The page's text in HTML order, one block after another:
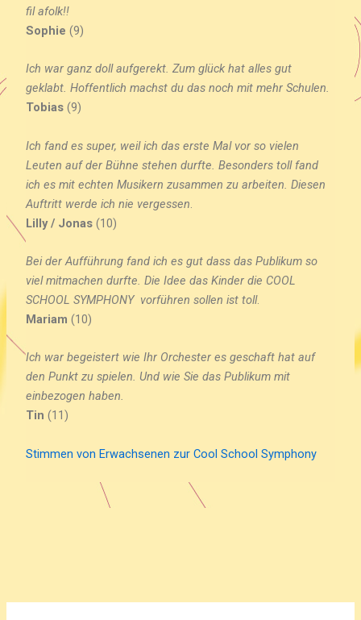
fil afolk!!
Sophie (9)
Ich war ganz doll aufgerekt. Zum glück hat alles gut
geklabt. Hoffentlich machst du das noch mit mehr Schulen.
Tobias (9)
Ich fand es super, weil ich das erste Mal vor so vielen
Leuten auf der Bühne stehen durfte. Besonders toll fand
ich es mit echten Musikern zusammen zu arbeiten. Diesen
Auftritt werde ich nie vergessen.
Lilly / Jonas (10)
Bei der Aufführung fand ich es gut dass das Publikum so
viel mitmachen durfte. Die Idee das Kinder die COOL
SCHOOL SYMPHONY vorführen sollen ist toll.
Mariam (10)
Ich war begeistert wie Ihr Orchester es geschaft hat auf
den Punkt zu spielen. Und wie Sie das Publikum mit
einbezogen haben.
Tin (11)
Stimmen von Erwachsenen zur Cool School Symphony